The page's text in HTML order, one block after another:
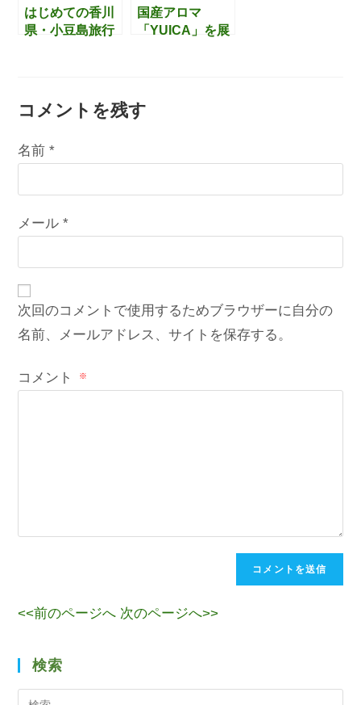
はじめての香川
県・小豆島旅行
国産アロマ
「YUICA」を展
魅力的な件
名前 (必須)メールアドレス (必須)サイト
コメントを残す
名前*
メール*
次回のコメントで使用するためブラウザーに自分の
名前、メールアドレス、サイトを保存する。
コメント ※
<<前のページへ 次のページへ>>
検索